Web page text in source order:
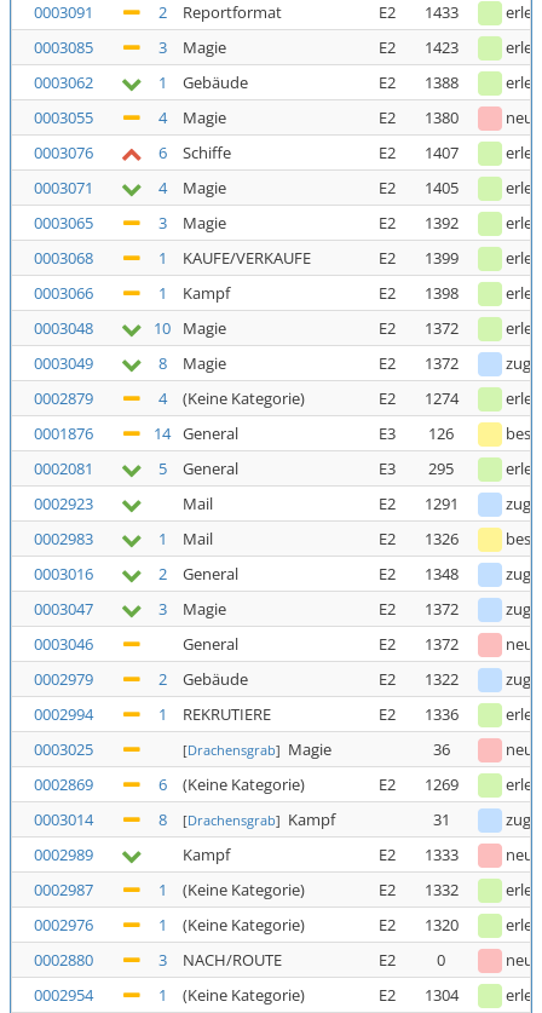
0003091
2 Reportformat E2 1433
0003085
3 Magie E2 1423
0003062
1 Gebäude E2 1388
0003055
4 Magie E2 1380
neu
0003076
6 Schiffe E2 1407
0003071
4 Magie E2 1405
0003065
3 Magie E2 1392
0003068
1 KAUFE/VERKAUFE E2 1399
0003066
1 Kampf E2 1398
0003048
10 Magie E2 1372
0003049
8 Magie E2 1372
0002879
4 (Keine Kategorie) E2 1274
0001876
14 General E3 126
0002081
5 General E3 295
0002923
Mail E2 1291
0002983
1 Mail E2 1326
0003016
2 General E2 1348
0003047
3 Magie E2 1372
0003046
General E2 1372
neu
0002979
2 Gebäude E2 1322
0002994
1 REKRUTIERE E2 1336
0003025
[Drachensgrab] Magie 36
neu
0002869
6 (Keine Kategorie) E2 1269
0003014
8 [Drachensgrab] Kampf 31
0002989
Kampf E2 1333
neu
0002987
1 (Keine Kategorie) E2 1332
0002976
1 (Keine Kategorie) E2 1320
0002880
3 NACH/ROUTE E2 0
neu
0002954
1 (Keine Kategorie) E2 1304